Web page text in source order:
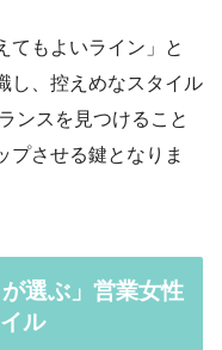
てもよいライン」と
し、控えめなスタイル
ンスを見つけること
プさせる鍵となりま
選ぶ」営業女性
ル